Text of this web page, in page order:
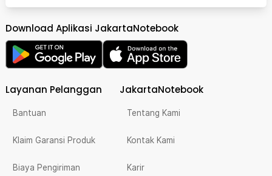
Download Aplikasi JakartaNotebook
Layanan Pelanggan
Bantuan
Klaim Garansi Produk
Biaya Pengiriman
JakartaNotebook
Tentang Kami
Kontak Kami
Karir